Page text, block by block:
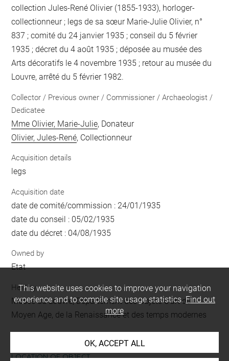
collection Jules-René Olivier (1855-1933), horloger-
collectionneur ; legs de sa sœur Marie-Julie Olivier, n°
837 ; comité du 24 janvier 1935 ; conseil du 5 février
1935 ; décret du 4 août 1935 ; déposée au musée des
Arts décoratifs le 4 novembre 1935 ; retour au musée du
Louvre, arrêté du 5 février 1982.
Collector / Previous owner / Commissioner / Archaeologist /
Dedicatee
Mme Olivier, Marie-Julie, Donateur
Olivier, Jules-René, Collectionneur
Acquisition details
legs
Acquisition date
date de comité/commission : 24/01/1935
date du conseil : 05/02/1935
date du décret : 04/08/1935
Owned by
Etat
Held by
Musée du Louvre, Département des Objets d'art du
Moyen Age, de la Renaissance et des temps modernes
LOCATION OF OBJECT
This website uses cookies to improve your navigation
experience and to compile site usage statistics.Find out
more
OK, ACCEPT ALL